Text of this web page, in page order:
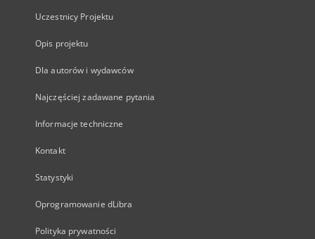
Uczestnicy Projektu
Opis projektu
Dla autorów i wydawców
Najczęściej zadawane pytania
Informacje techniczne
Kontakt
Statystyki
Oprogramowanie dLibra
Polityka prywatności